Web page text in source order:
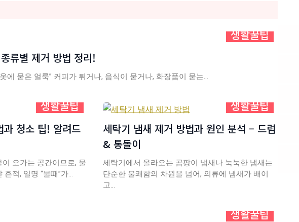
생활꿀팁
류별 제거 방법 정리!
에 묻은 얼룩” 커피가 튀거나, 음식이 묻거나, 화장품이 묻는…
생활꿀팁
과 청소 팁! 알려드
오가는 공간이므로, 물
적, 일명 “물때”가…
생활꿀팁
세탁기 냄새 제거 방법과 원인 분석 – 드럼
& 통돌이
세탁기에서 올라오는 곰팡이 냄새나 눅눅한 냄새는
단순한 불쾌함의 차원을 넘어, 의류에 냄새가 배이
고…
생활꿀팁